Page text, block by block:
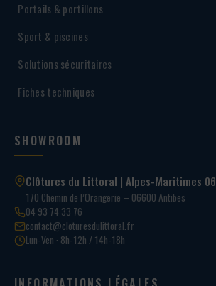
Portails & portillons
Sport & piscines
Solutions sécuritaires
Fiches techniques
SHOWROOM
Clôtures du Littoral | Alpes-Maritimes 06
170 Chemin de l’Orangerie – 06600 Antibes
04 93 74 33 76
contact@cloturesdulittoral.fr
Lun-Ven · 8h-12h / 14h-18h